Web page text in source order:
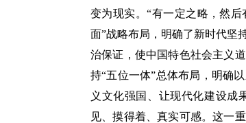
变为现实。“有一定之略，然
面”战略布局，明确了新时代坚
治保证，使中国特色社会主义
持“五位一体”总体布局，明确
义文化强国、让现代化建设成
见、摸得着、真实可感。这一